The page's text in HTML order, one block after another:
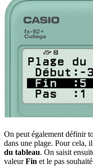
On peut également définir
dans une plage. Pour cela,
du tableau. On saisit
valeurFin et le pas